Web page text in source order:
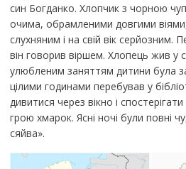
син Богданко. Хлопчик з чорною
очима, обрамленими довгими
слухняним і на свій вік серйозним.
він говорив віршем. Хлопець жив у
улюбленим заняттям дитини була
цілими годинами перебував у
дивитися через вікно і
грою хмарок. Ясні ночі були повні
сяйва».